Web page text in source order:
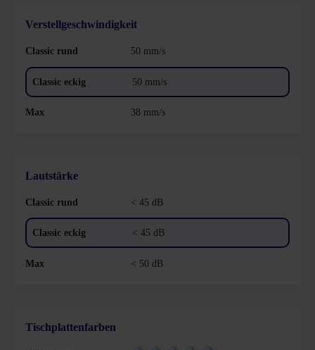
Verstellgeschwindigkeit
50 mm/s
50 mm/s
38 mm/s
Lautstärke
< 45 dB
< 45 dB
< 50 dB
Tischplattenfarben